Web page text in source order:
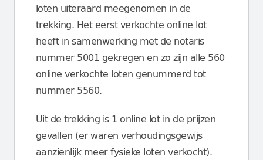
loten uiteraard meegenomen in de
trekking. Het eerst verkochte online lot
heeft in samenwerking met de notaris
nummer 5001 gekregen en zo zijn alle 560
online verkochte loten genummerd tot
nummer 5560.
Uit de trekking is 1 online lot in de prijzen
gevallen (er waren verhoudingsgewijs
aanzienlijk meer fysieke loten verkocht).